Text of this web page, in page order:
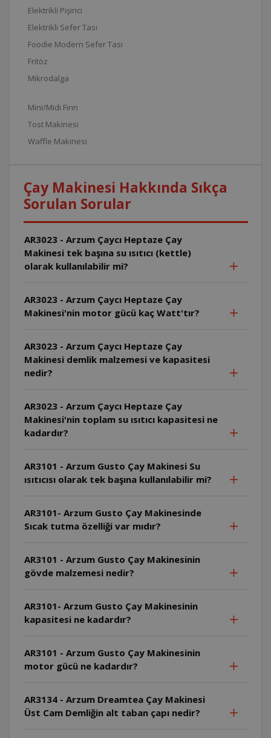
Elektrikli Pişirici
Elektrikli Sefer Tası
Foodie Modern Sefer Tası
Fritöz
Mikrodalga
Mini/Midi Fırın
Tost Makinesi
Waffle Makinesi
Çay Makinesi Hakkında Sıkça
Sorulan Sorular
AR3023 - Arzum Çaycı Heptaze Çay
Makinesi tek başına su ısıtıcı (kettle)
olarak kullanılabilir mi?
AR3023 - Arzum Çaycı Heptaze Çay
Makinesi'nin motor gücü kaç Watt'tır?
AR3023 - Arzum Çaycı Heptaze Çay
Makinesi demlik malzemesi ve kapasitesi
nedir?
AR3023 - Arzum Çaycı Heptaze Çay
Makinesi'nin toplam su ısıtıcı kapasitesi ne
kadardır?
AR3101 - Arzum Gusto Çay Makinesi Su
ısıtıcısı olarak tek başına kullanılabilir mi?
AR3101- Arzum Gusto Çay Makinesinde
Sıcak tutma özelliği var mıdır?
AR3101 - Arzum Gusto Çay Makinesinin
gövde malzemesi nedir?
AR3101- Arzum Gusto Çay Makinesinin
kapasitesi ne kadardır?
AR3101 - Arzum Gusto Çay Makinesinin
motor gücü ne kadardır?
AR3134 - Arzum Dreamtea Çay Makinesi
Üst Cam Demliğin alt taban çapı nedir?